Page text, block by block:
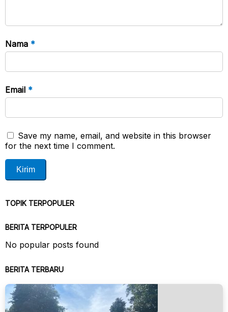
Nama *
Email *
Save my name, email, and website in this browser
for the next time I comment.
TOPIK TERPOPULER
BERITA TERPOPULER
No popular posts found
BERITA TERBARU